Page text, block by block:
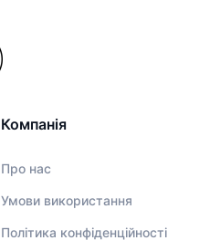
Компанія
Про нас
Умови використання
Політика конфіденційності